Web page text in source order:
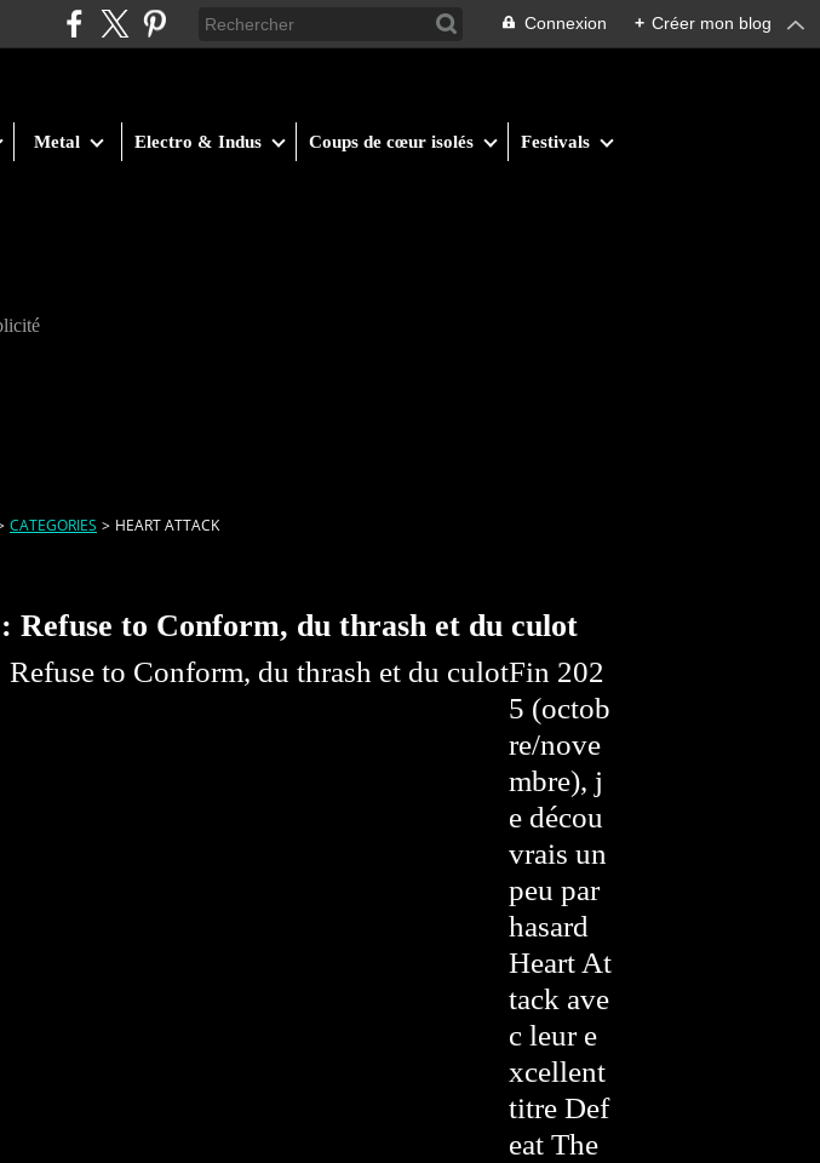
Connexion + Créer mon blog
Metal Electro & Indus Coups de cœur isolés Festivals
CATEGORIES > HEART ATTACK
Refuse to Conform, du thrash et du culot
Fin 202
5 (octob
re/nove
mbre), j
e décou
vrais un
peu par
hasard
Heart At
tack ave
c leur e
xcellent
titre Def
eat The